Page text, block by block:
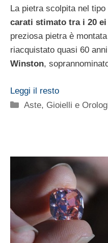
La pietra scolpita nel
carati stimato tra i 20
preziosa pietra è
riacquistato quasi 60
Winston,
Leggi il resto
Categorie
Aste, Gioielli e